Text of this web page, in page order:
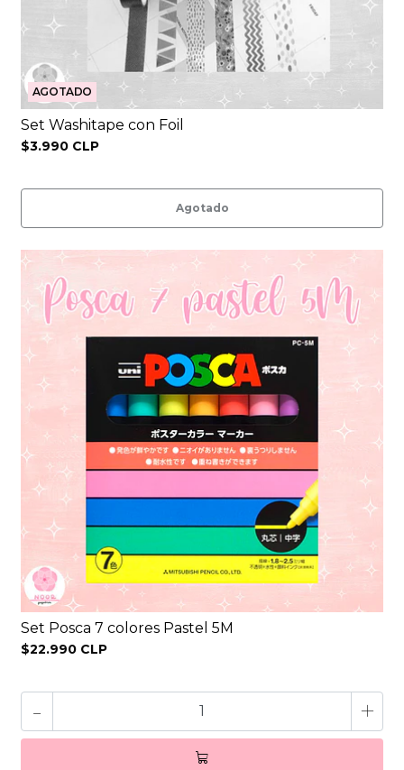
AGOTADO
Set Washitape con Foil
$3.990 CLP
Agotado
Set Posca 7 colores Pastel 5M
$22.990 CLP
- +